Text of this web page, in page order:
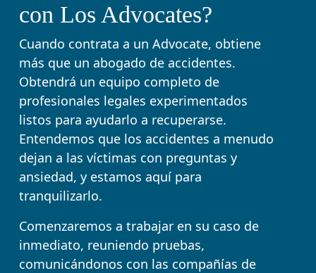
con Los Advocates?
Cuando contrata a un Advocate, obtiene
más que un abogado de accidentes.
Obtendrá un equipo completo de
profesionales legales experimentados
listos para ayudarlo a recuperarse.
Entendemos que los accidentes a menudo
dejan a las víctimas con preguntas y
ansiedad, y estamos aquí para
tranquilizarlo.
Comenzaremos a trabajar en su caso de
inmediato, reuniendo pruebas,
comunicándonos con las compañías de